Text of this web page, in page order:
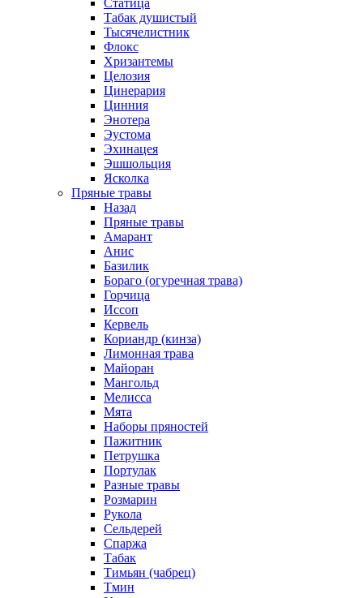
Статица
Табак душистый
Тысячелистник
Флокс
Хризантемы
Целозия
Цинерария
Цинния
Энотера
Эустома
Эхинацея
Эшшольция
Ясколка
Пряные травы
Назад
Пряные травы
Амарант
Анис
Базилик
Бораго (огуречная трава)
Горчица
Иссоп
Кервель
Кориандр (кинза)
Лимонная трава
Майоран
Мангольд
Мелисса
Мята
Наборы пряностей
Пажитник
Петрушка
Портулак
Разные травы
Розмарин
Рукола
Сельдерей
Спаржа
Табак
Тимьян (чабрец)
Тмин